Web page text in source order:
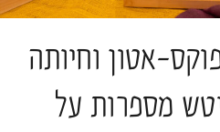
אטון וחיותה
מספרות על